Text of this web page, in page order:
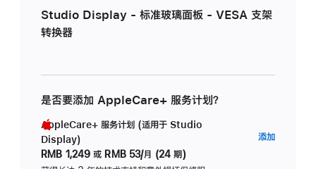
Studio Display - 标准玻璃面板 - VESA 支架
转换器
是否要添加 AppleCare+ 服务计划？
AppleCare+ 服务计划 (适用于 Studio
Display)
RMB 1,249 或 RMB 53/月 (24 期)
添加